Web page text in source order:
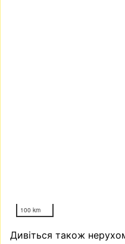
100 km
Дивіться також